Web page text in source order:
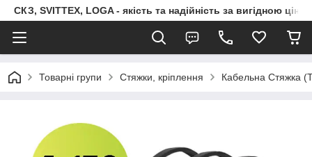
СКЗ, SVITTEX, LOGA - якість та надійність за вигідною
Товарні групи Стяжки, кріплення Кабельна Стяжка